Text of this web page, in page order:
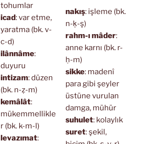
tohumlar
icad: var etme,
yaratma (bk. v-
c-d)
ilânnâme:
duyuru
intizam: düzen
(bk. n-ẓ-m)
kemâlât:
mükemmellikle
r (bk. k-m-l)
levazımat:
nakış: işleme (bk.
n-ḳ-ş)
rahm-ı mâder:
anne karnı (bk. r-
ḥ-m)
sikke: madenî
para gibi şeyler
üstüne vurulan
damga, mühür
suhulet: kolaylık
suret: şekil,